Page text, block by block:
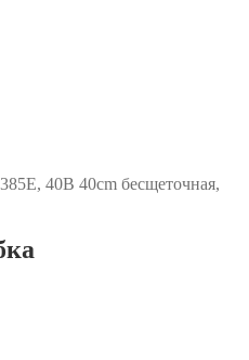
40В 40cm бесщеточная,